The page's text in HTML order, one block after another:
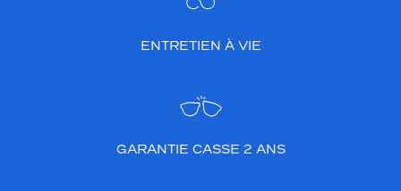
ENTRETIEN À VIE
GARANTIE CASSE 2 ANS